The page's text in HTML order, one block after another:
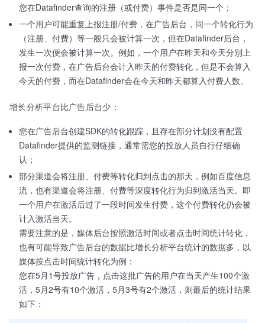
您在Datafinder查询的注册（或付费）事件是否是同一个；
一个用户可能重复上报注册/付费，在广告后台，同一个转化行为
（注册、付费）等一般只会被计算一次，但在Datafinder后台，
发生一次便会被计算一次。例如，一个用户在昨天和今天分别上
报一次付费，在广告后台会计入昨天的付费转化，但是不会算入
今天的付费，而在Datafinder会在今天和昨天都算入付费人数。
增长分析平台比广告后台少：
您在广告后台创建SDK的转化跟踪，且存在部分计划没有配置
Datafinder提供的监测链接，通常需您的投放人员自行仔细确
认；
部分渠道会将注册、付费等转化归到点击的那天，例如百度信息
流，也有渠道会将注册、付费等深度转化行为归到激活当天。即
一个用户在激活后过了一段时间发生付费，这个付费转化仍会被
计入激活当天。
需要注意的是，媒体后台按照激活时间或者点击时间统计转化，
也有可能导致广告后台的数据比增长分析平台统计的数据多，以
媒体按点击时间统计转化为例：
您在5月1号投放广告，点击这批广告的用户在当天产生100个激
活，5月2号有10个激活，5月3号有2个激活，则最后的统计结果
如下：